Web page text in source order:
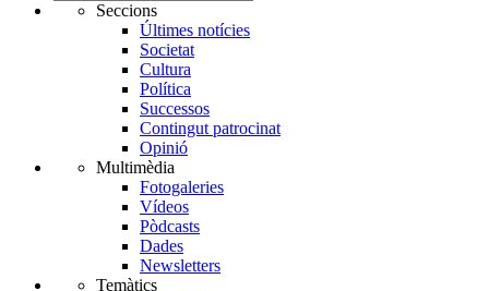
Seccions
Últimes notícies
Societat
Cultura
Política
Successos
Contingut patrocinat
Opinió
Multimèdia
Fotogaleries
Vídeos
Pòdcasts
Dades
Newsletters
Temàtics